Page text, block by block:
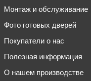
Монтаж и обслуживание
Фото готовых дверей
Покупатели о нас
Полезная информация
О нашем производстве